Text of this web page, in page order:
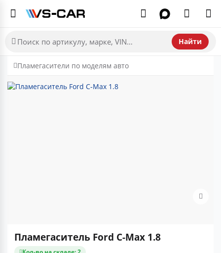
Найти
Пламегасители по моделям авто
Пламегаситель Ford C-Max 1.8